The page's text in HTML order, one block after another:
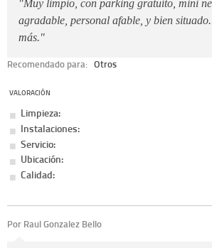
"Muy limpio, con parking gratuíto, mini
agradable, personal afable, y bien
más."
Recomendado para: Otros
VALORACIÓN
Limpieza:
Instalaciones:
Servicio:
Ubicación:
Calidad:
Por Raul Gonzalez Bello